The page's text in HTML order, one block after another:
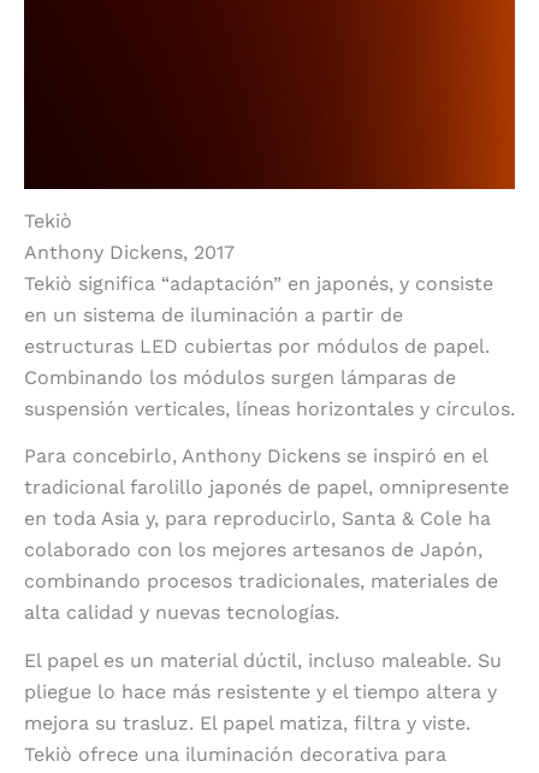
Tekiò
Anthony Dickens, 2017
Tekiò significa “adaptación” en japonés, y consiste
en un sistema de iluminación a partir de
estructuras LED cubiertas por módulos de papel.
Combinando los módulos surgen lámparas de
suspensión verticales, líneas horizontales y círculos.
Para concebirlo, Anthony Dickens se inspiró en el
tradicional farolillo japonés de papel, omnipresente
en toda Asia y, para reproducirlo, Santa & Cole ha
colaborado con los mejores artesanos de Japón,
combinando procesos tradicionales, materiales de
alta calidad y nuevas tecnologías.
El papel es un material dúctil, incluso maleable. Su
pliegue lo hace más resistente y el tiempo altera y
mejora su trasluz. El papel matiza, filtra y viste.
Tekiò ofrece una iluminación decorativa para